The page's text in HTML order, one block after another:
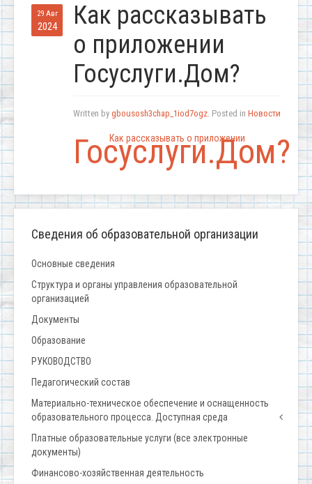
29 Авг
2024
Как рассказывать
о приложении
Госуслуги.Дом?
Written by gbousosh3chap_1iod7ogz. Posted in Новости
Как рассказывать о приложении
Госуслуги.Дом?
Сведения об образовательной организации
Основные сведения
Структура и органы управления образовательной
организацией
Документы
Образование
РУКОВОДСТВО
Педагогический состав
Материально-техническое обеспечение и оснащенность
образовательного процесса. Доступная среда
Платные образовательные услуги (все электронные
документы)
Финансово-хозяйственная деятельность